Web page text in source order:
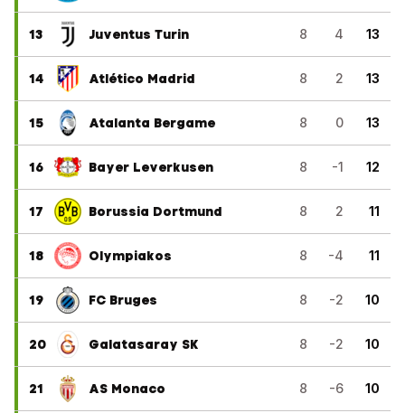
13 Juventus Turin 8 4 13
14 Atlético Madrid 8 2 13
15 Atalanta Bergame 8 0 13
16 Bayer Leverkusen 8 -1 12
17 Borussia Dortmund 8 2 11
18 Olympiakos 8 -4 11
19 FC Bruges 8 -2 10
20 Galatasaray SK 8 -2 10
21 AS Monaco 8 -6 10